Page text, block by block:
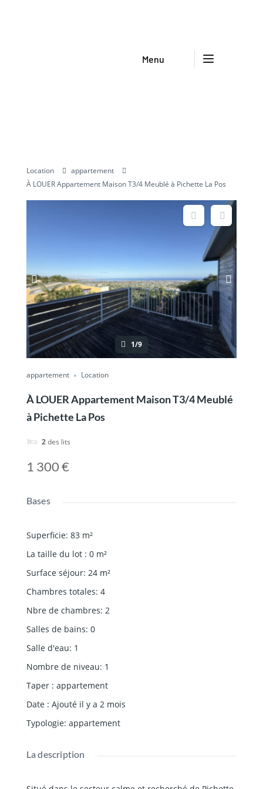
Menu
Location
appartement
À LOUER Appartement Maison T3/4 Meublé à Pichette La Pos
1/9
appartement Location
À LOUER Appartement Maison T3/4 Meublé
à Pichette La Pos
2des lits
1 300 €
Bases
Superficie: 83 m²
La taille du lot : 0 m²
Surface séjour: 24 m²
Chambres totales: 4
Nbre de chambres: 2
Salles de bains: 0
Salle d'eau: 1
Nombre de niveau: 1
Taper : appartement
Date : Ajouté il y a 2 mois
Typologie: appartement
La description